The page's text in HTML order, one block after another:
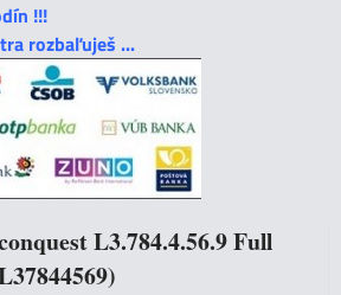
!!!
rozbaľuješ ...
L3.784.4.56.9 Full